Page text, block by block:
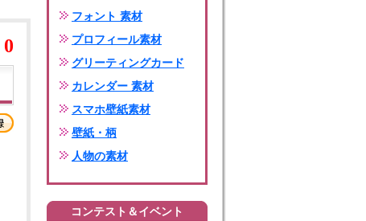
0
フォント 素材
プロフィール素材
グリーティングカード
カレンダー 素材
スマホ壁紙素材
壁紙・柄
人物の素材
コンテスト＆イベント